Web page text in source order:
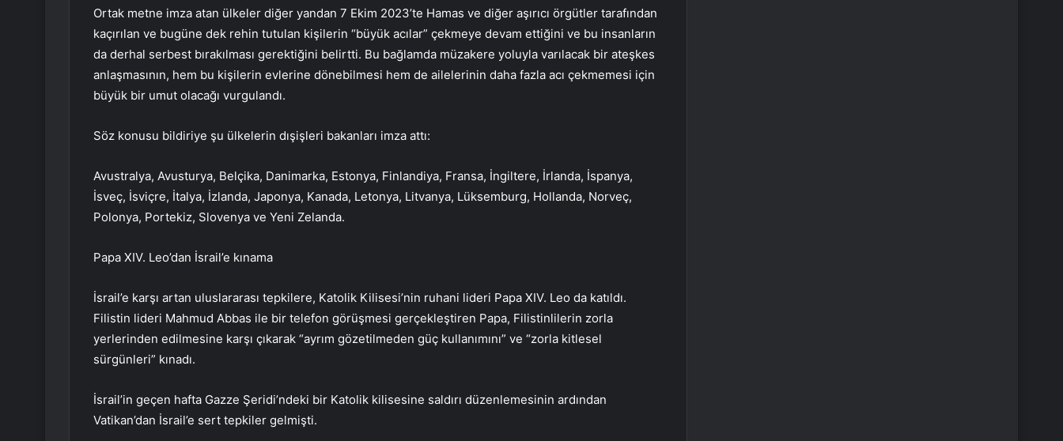
Ortak metne imza atan ülkeler diğer yandan 7 Ekim 2023’te Hamas ve diğer aşırıcı örgütler tarafından
kaçırılan ve bugüne dek rehin tutulan kişilerin “büyük acılar” çekmeye devam ettiğini ve bu insanların
da derhal serbest bırakılması gerektiğini belirtti. Bu bağlamda müzakere yoluyla varılacak bir ateşkes
anlaşmasının, hem bu kişilerin evlerine dönebilmesi hem de ailelerinin daha fazla acı çekmemesi için
büyük bir umut olacağı vurgulandı.
Söz konusu bildiriye şu ülkelerin dışişleri bakanları imza attı:
Avustralya, Avusturya, Belçika, Danimarka, Estonya, Finlandiya, Fransa, İngiltere, İrlanda, İspanya,
İsveç, İsviçre, İtalya, İzlanda, Japonya, Kanada, Letonya, Litvanya, Lüksemburg, Hollanda, Norveç,
Polonya, Portekiz, Slovenya ve Yeni Zelanda.
Papa XIV. Leo’dan İsrail’e kınama
İsrail’e karşı artan uluslararası tepkilere, Katolik Kilisesi’nin ruhani lideri Papa XIV. Leo da katıldı.
Filistin lideri Mahmud Abbas ile bir telefon görüşmesi gerçekleştiren Papa, Filistinlilerin zorla
yerlerinden edilmesine karşı çıkarak “ayrım gözetilmeden güç kullanımını” ve “zorla kitlesel
sürgünleri” kınadı.
İsrail’in geçen hafta Gazze Şeridi’ndeki bir Katolik kilisesine saldırı düzenlemesinin ardından
Vatikan’dan İsrail’e sert tepkiler gelmişti.